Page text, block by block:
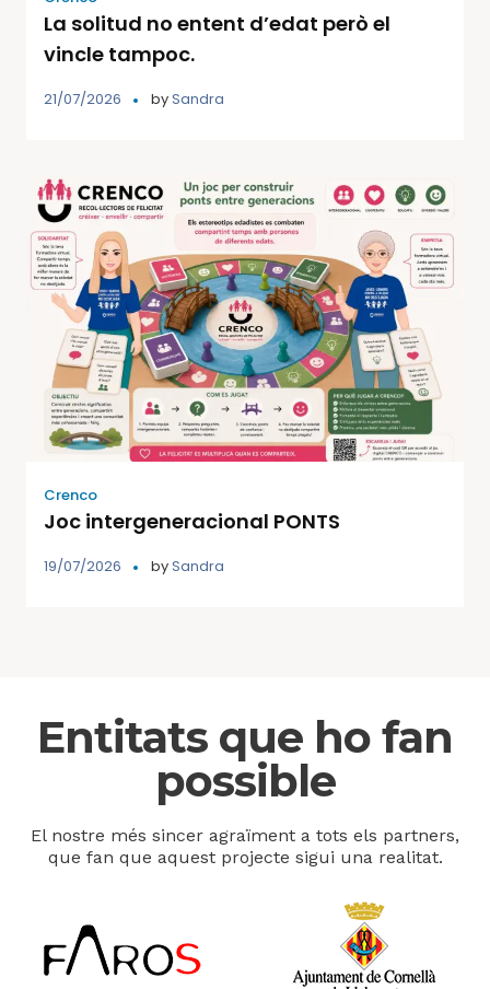
La solitud no entent d’edat però el
vincle tampoc.
21/07/2026 bySandra
Crenco
Joc intergeneracional PONTS
19/07/2026 bySandra
Entitats que ho fan
possible
El nostre més sincer agraïment a tots els partners,
que fan que aquest projecte sigui una realitat.